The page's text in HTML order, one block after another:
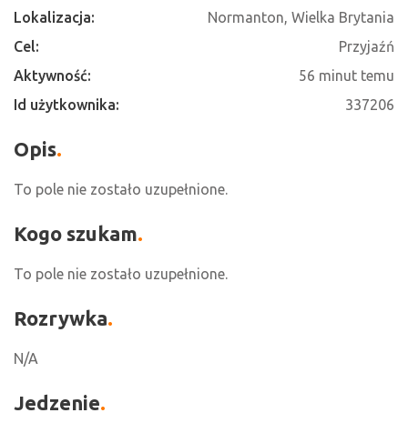
Lokalizacja:
Normanton, Wielka Brytania
Cel:
Przyjaźń
Aktywność:
56 minut temu
Id użytkownika:
337206
Opis
To pole nie zostało uzupełnione.
Kogo szukam
To pole nie zostało uzupełnione.
Rozrywka
N/A
Jedzenie